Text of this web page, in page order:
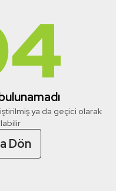
ya da geçici olarak
Dön